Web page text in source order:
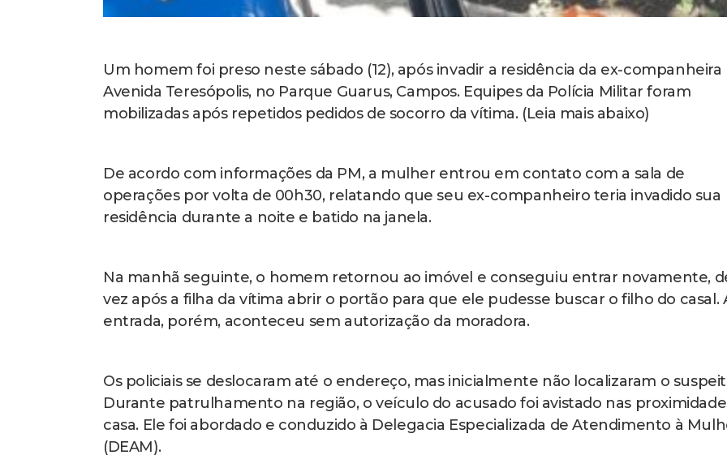
Um homem foi preso neste sábado (12), após invadir a residência da ex-companheira
Avenida Teresópolis, no Parque Guarus, Campos. Equipes da Polícia Militar foram
mobilizadas após repetidos pedidos de socorro da vítima. (Leia mais abaixo)
De acordo com informações da PM, a mulher entrou em contato com a sala de
operações por volta de 00h30, relatando que seu ex-companheiro teria invadido sua
residência durante a noite e batido na janela.
Na manhã seguinte, o homem retornou ao imóvel e conseguiu entrar novamente,
vez após a filha da vítima abrir o portão para que ele pudesse buscar o filho do casal.
entrada, porém, aconteceu sem autorização da moradora.
Os policiais se deslocaram até o endereço, mas inicialmente não localizaram o
Durante patrulhamento na região, o veículo do acusado foi avistado nas
casa. Ele foi abordado e conduzido à Delegacia Especializada de Atendimento à
(DEAM).